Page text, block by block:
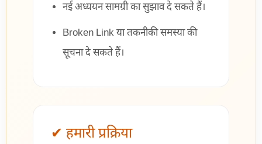
नई अध्ययन सामग्री का सुझाव दे सकते हैं।
Broken Link या तकनीकी समस्या की
सूचना दे सकते हैं।
✔ हमारी प्रक्रिया